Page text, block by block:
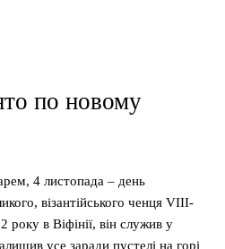
по новому
4 листопада – день
візантійського ченця VIII-
в Віфінії, він служив у
усе заради пустелі на горі